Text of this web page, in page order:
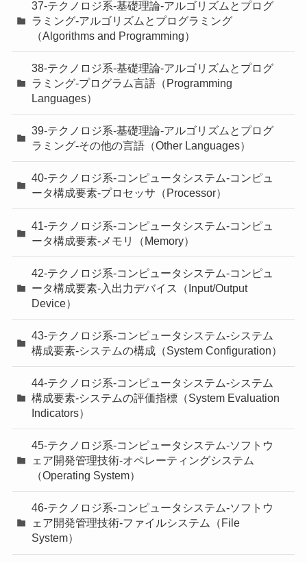
37-テクノロジ系-基礎理論-アルゴリズムとプログ
ラミング-アルゴリズムとプログラミング
（Algorithms and Programming）
38-テクノロジ系-基礎理論-アルゴリズムとプログ
ラミング-プログラム言語（Programming
Languages）
39-テクノロジ系-基礎理論-アルゴリズムとプログ
ラミング-その他の言語（Other Languages）
40-テクノロジ系-コンピュータシステム-コンピュ
ータ構成要素-プロセッサ（Processor）
41-テクノロジ系-コンピュータシステム-コンピュ
ータ構成要素-メモリ（Memory）
42-テクノロジ系-コンピュータシステム-コンピュ
ータ構成要素-入出力デバイス（Input/Output
Device）
43-テクノロジ系-コンピュータシステム-システム
構成要素-システムの構成（System Configuration）
44-テクノロジ系-コンピュータシステム-システム
構成要素-システムの評価指標（System Evaluation
Indicators）
45-テクノロジ系-コンピュータシステム-ソフトウ
ェア開発管理技術-オペレーティングシステム
（Operating System）
46-テクノロジ系-コンピュータシステム-ソフトウ
ェア開発管理技術-ファイルシステム（File
System）